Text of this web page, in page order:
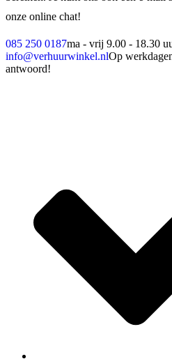
onze online chat!
085 250 0187ma - vrij 9.00 - 18.30
info@verhuurwinkel.nlOp
antwoord!